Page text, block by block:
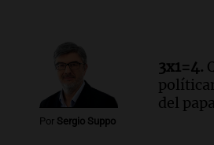
Audio.
de León XIV a
sobre su impacto
Panorama Federal
Episodios
Por Sergio Suppo
3x1=4.
del